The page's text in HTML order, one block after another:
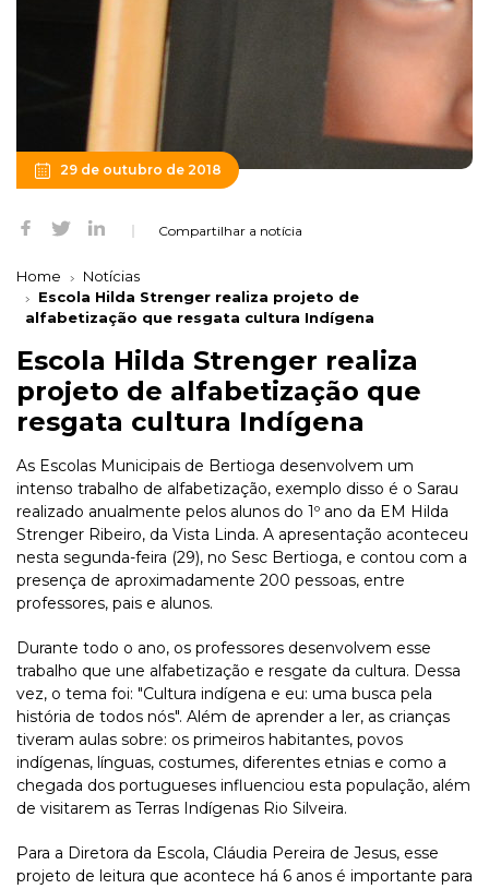
29 de outubro de 2018
Compartilhar a notícia
Home
Notícias
Escola Hilda Strenger realiza projeto de
alfabetização que resgata cultura Indígena
Escola Hilda Strenger realiza
projeto de alfabetização que
resgata cultura Indígena
As Escolas Municipais de Bertioga desenvolvem um
intenso trabalho de alfabetização, exemplo disso é o Sarau
realizado anualmente pelos alunos do 1º ano da EM Hilda
Strenger Ribeiro, da Vista Linda. A apresentação aconteceu
nesta segunda-feira (29), no Sesc Bertioga, e contou com a
presença de aproximadamente 200 pessoas, entre
professores, pais e alunos.
Durante todo o ano, os professores desenvolvem esse
trabalho que une alfabetização e resgate da cultura. Dessa
vez, o tema foi: "Cultura indígena e eu: uma busca pela
história de todos nós". Além de aprender a ler, as crianças
tiveram aulas sobre: os primeiros habitantes, povos
indígenas, línguas, costumes, diferentes etnias e como a
chegada dos portugueses influenciou esta população, além
de visitarem as Terras Indígenas Rio Silveira.
Para a Diretora da Escola, Cláudia Pereira de Jesus, esse
projeto de leitura que acontece há 6 anos é importante para